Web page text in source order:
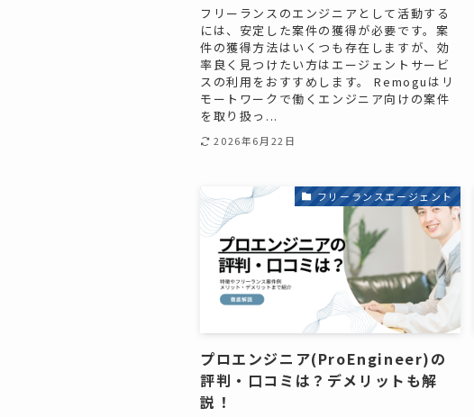
フリーランスのエンジニアとして活動する
には、安定した案件の獲得が必要です。案
件の獲得方法はいくつも存在しますが、効
率良く見つけたい方はエージェントサービ
スの利用をおすすめします。 Remoguはリ
モートワークで働くエンジニア向けの案件
を取り扱っ...
2026年6月22日
フリーランスエージェント
プロエンジニア(ProEngineer)の
評判・口コミは？デメリットも解
説！